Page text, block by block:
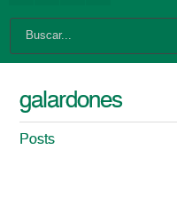
galardones
Posts